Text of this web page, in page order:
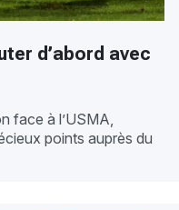
d’abord avec
face à l’USMA,
points auprès du